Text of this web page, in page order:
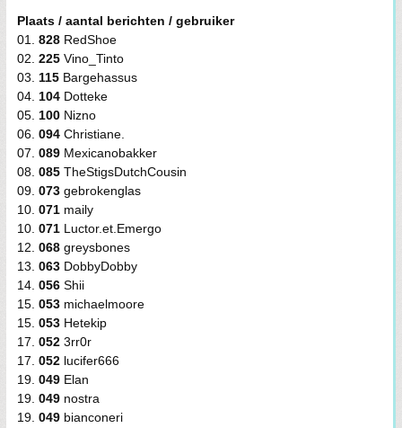
Plaats / aantal berichten / gebruiker
01. 828 RedShoe
02. 225 Vino_Tinto
03. 115 Bargehassus
04. 104 Dotteke
05. 100 Nizno
06. 094 Christiane.
07. 089 Mexicanobakker
08. 085 TheStigsDutchCousin
09. 073 gebrokenglas
10. 071 maily
10. 071 Luctor.et.Emergo
12. 068 greysbones
13. 063 DobbyDobby
14. 056 Shii
15. 053 michaelmoore
15. 053 Hetekip
17. 052 3rr0r
17. 052 lucifer666
19. 049 Elan
19. 049 nostra
19. 049 bianconeri